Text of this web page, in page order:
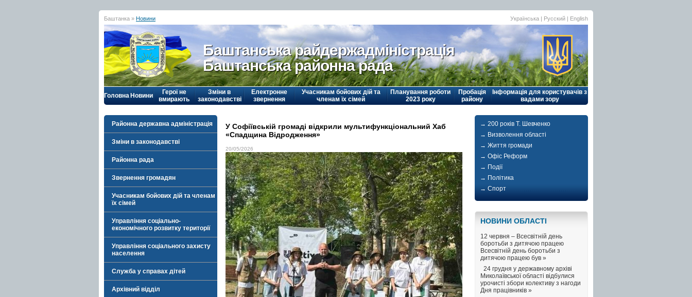
Баштанка » Новини Українська | Русский | English
Баштанська райдержадміністрація
Баштанська районна рада
Головна Новини
Герої не
вмирають
Зміни в
законодавстві
Електронне
звернення
Учасникам бойових дій та
членам їх сімей
Планування роботи
2023 року
Пробація
району
Інформація для користувачів з
вадами зору
Районна державна адміністрація
Зміни в законодавстві
Районна рада
Звернення громадян
Учасникам бойових дій та членам
їх сімей
Управління соціально-
економічного розвитку території
Управління соціального захисту
населення
Служба у справах дітей
Архівний відділ
У Софіївській громаді відкрили мультифункціональний Хаб
«Спадщина Відродження»
20/05/2026
→ 200 років Т. Шевченко
→ Визволення області
→ Життя громади
→ Офіс Реформ
→ Події
→ Політика
→ Спорт
НОВИНИ ОБЛАСТI
12 червня – Всесвітній день
боротьби з дитячою працею
Всесвітній день боротьби з
дитячою працею був »
24 грудня у державному архіві
Миколаївської області відбулися
урочисті збори колективу з нагоди
Дня працівників »